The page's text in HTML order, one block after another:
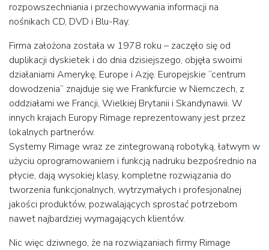
rozpowszechniania i przechowywania informacji na
nośnikach CD, DVD i Blu-Ray.
Firma założona została w 1978 roku – zaczęło się od
duplikacji dyskietek i do dnia dzisiejszego, objęła swoimi
działaniami Amerykę, Europe i Azję. Europejskie “centrum
dowodzenia” znajduje się we Frankfurcie w Niemczech, z
oddziałami we Francji, Wielkiej Brytanii i Skandynawii. W
innych krajach Europy Rimage reprezentowany jest przez
lokalnych partnerów.
Systemy Rimage wraz ze zintegrowaną robotyką, łatwym w
użyciu oprogramowaniem i funkcją nadruku bezpośrednio na
płycie, dają wysokiej klasy, kompletne rozwiązania do
tworzenia funkcjonalnych, wytrzymałych i profesjonalnej
jakości produktów, pozwalających sprostać potrzebom
nawet najbardziej wymagających klientów.
Nic więc dziwnego, że na rozwiązaniach firmy Rimage